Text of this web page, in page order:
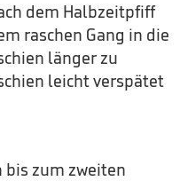
dem Halbzeitpfiff
raschen Gang in die
länger zu
leicht verspätet
bis zum zweiten